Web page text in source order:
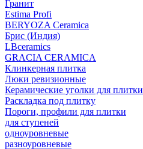
Гранит
Estima Profi
BERYOZA Ceramica
Брис (Индия)
LBceramics
GRACIA CERAMICA
Клинкерная плитка
Люки ревизионные
Керамические уголки для плитки
Раскладка под плитку
Пороги, профили для плитки
для ступеней
одноуровневые
разноуровневые